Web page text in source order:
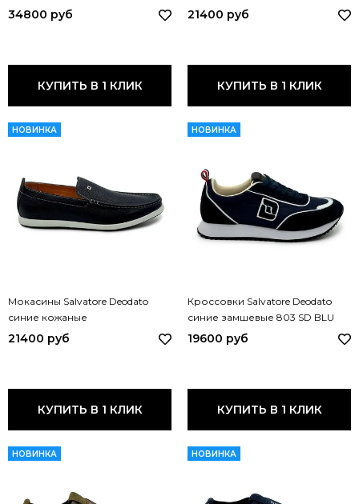
34800 руб
КУПИТЬ В 1 КЛИК
перфорированные 811 SD
21400 руб
КУПИТЬ В 1 КЛИК
НОВИНКА
Мокасины Salvatore Deodato
синие кожаные
перфорированные 811 SD BLU
21400 руб
КУПИТЬ В 1 КЛИК
НОВИНКА
Кроссовки Salvatore Deodato
синие замшевые 803 SD BLU
19600 руб
КУПИТЬ В 1 КЛИК
НОВИНКА НОВИНКА